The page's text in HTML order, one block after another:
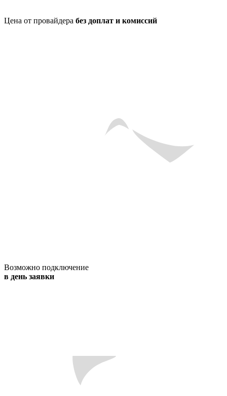
Цена от провайдера без доплат и комиссий
Возможно подключение
в день заявки